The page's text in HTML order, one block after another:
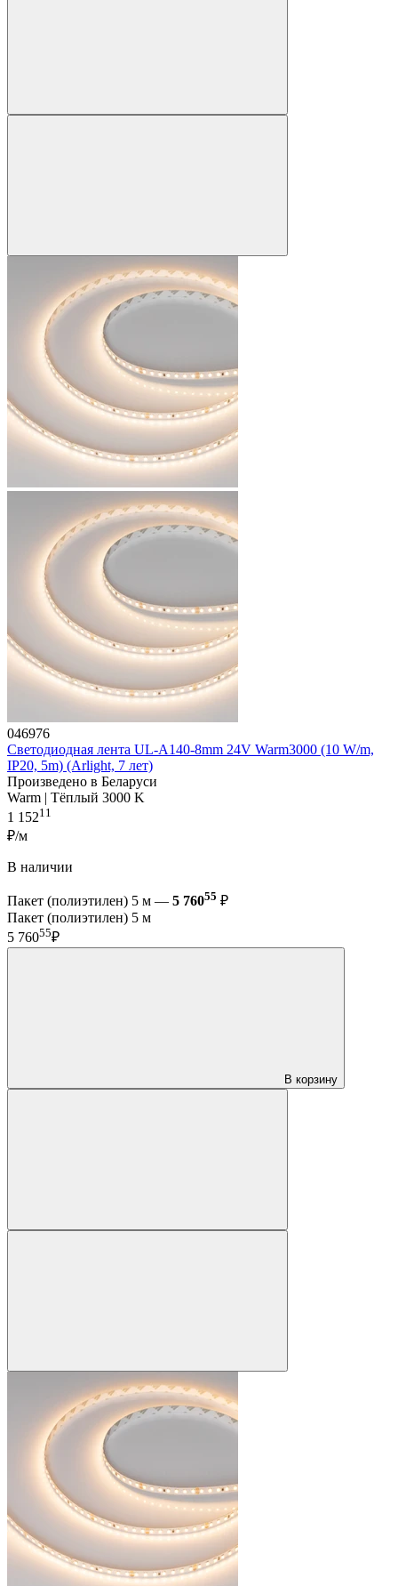
046976
Светодиодная лента UL-A140-8mm 24V Warm3000 (10 W/m,
IP20, 5m) (Arlight, 7 лет)
Произведено в Беларуси
Warm | Тёплый 3000 K
1 15211
₽/м
В наличии
Пакет (полиэтилен) 5 м — 5 76055 ₽
Пакет (полиэтилен) 5 м
5 76055₽
В корзину